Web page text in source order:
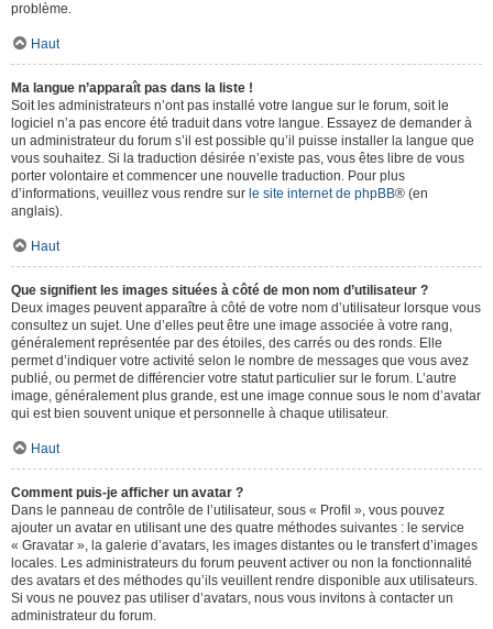
problème.
Haut
Ma langue n’apparaît pas dans la liste !
Soit les administrateurs n’ont pas installé votre langue sur le forum, soit le
logiciel n’a pas encore été traduit dans votre langue. Essayez de demander à
un administrateur du forum s’il est possible qu’il puisse installer la langue que
vous souhaitez. Si la traduction désirée n’existe pas, vous êtes libre de vous
porter volontaire et commencer une nouvelle traduction. Pour plus
d’informations, veuillez vous rendre sur le site internet de phpBB® (en
anglais).
Haut
Que signifient les images situées à côté de mon nom d’utilisateur ?
Deux images peuvent apparaître à côté de votre nom d’utilisateur lorsque vous
consultez un sujet. Une d’elles peut être une image associée à votre rang,
généralement représentée par des étoiles, des carrés ou des ronds. Elle
permet d’indiquer votre activité selon le nombre de messages que vous avez
publié, ou permet de différencier votre statut particulier sur le forum. L’autre
image, généralement plus grande, est une image connue sous le nom d’avatar
qui est bien souvent unique et personnelle à chaque utilisateur.
Haut
Comment puis-je afficher un avatar ?
Dans le panneau de contrôle de l’utilisateur, sous « Profil », vous pouvez
ajouter un avatar en utilisant une des quatre méthodes suivantes : le service
« Gravatar », la galerie d’avatars, les images distantes ou le transfert d’images
locales. Les administrateurs du forum peuvent activer ou non la fonctionnalité
des avatars et des méthodes qu’ils veuillent rendre disponible aux utilisateurs.
Si vous ne pouvez pas utiliser d’avatars, nous vous invitons à contacter un
administrateur du forum.